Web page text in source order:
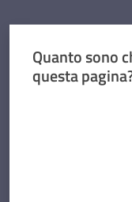
Quanto sono
questa